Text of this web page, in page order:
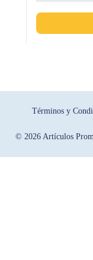
Términos y
© 2026 Artículos